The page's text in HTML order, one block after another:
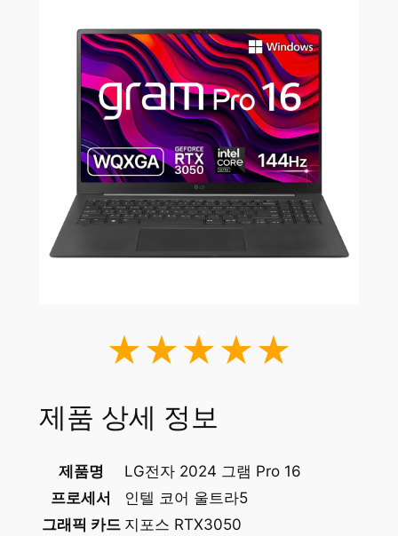
★★★★★
제품 상세 정보
제품명
LG전자 2024 그램 Pro 16
프로세서
인텔 코어 울트라5
그래픽 카드 지포스 RTX3050